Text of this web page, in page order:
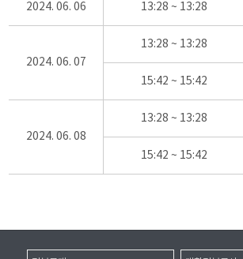
2024. 06. 06 13:28 ~ 13:28
2024. 06. 07
13:28 ~ 13:28
15:42 ~ 15:42
2024. 06. 08
13:28 ~ 13:28
15:42 ~ 15:42